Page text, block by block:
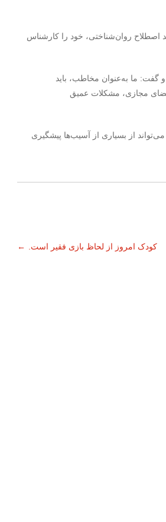
اصطلاح روان‌شناختی، خود را کارشناس
گفت: ما به‌عنوان مخاطب، باید
فضای مجازی، مشکلات عمیق
از بسیاری از آسیب‌ها پیشگیری
← کودک امروز از لحاظ بازی فقیر است.